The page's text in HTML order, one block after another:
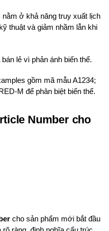
ở khả năng truy xuất lịch
thuật và giảm nhầm lẫn khi
lẻ vì phản ánh biến thể.
gồm mã mẫu A1234;
M để phân biệt biến thể.
Number cho
cho sản phẩm mới bắt đầu